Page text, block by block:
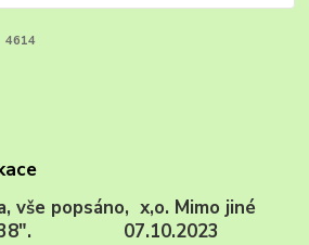
4614
vše popsáno, x,o. Mimo jiné
1938". 07.10.2023